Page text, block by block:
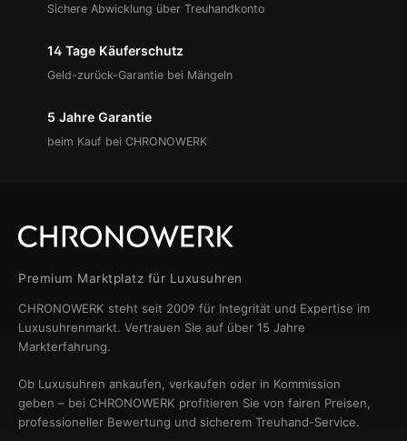
Sichere Abwicklung über Treuhandkonto
14 Tage Käuferschutz
Geld-zurück-Garantie bei Mängeln
5 Jahre Garantie
beim Kauf bei CHRONOWERK
Premium Marktplatz für Luxusuhren
CHRONOWERK steht seit 2009 für Integrität und Expertise im
Luxusuhrenmarkt. Vertrauen Sie auf über 15 Jahre
Markterfahrung.
Ob Luxusuhren ankaufen, verkaufen oder in Kommission
geben – bei CHRONOWERK profitieren Sie von fairen Preisen,
professioneller Bewertung und sicherem Treuhand-Service.